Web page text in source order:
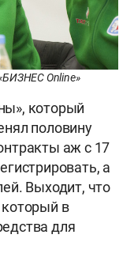
Online»
который
половину
аж с 17
а
Выходит, что
в
для